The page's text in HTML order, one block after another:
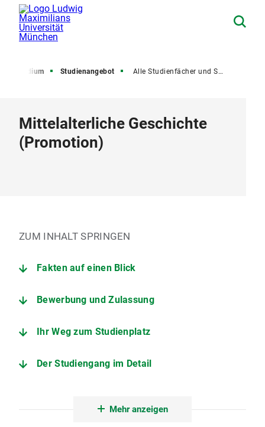
Studium Studienangebot Alle Studienfächer und Studiengänge
Mittelalterliche Geschichte
(Promotion)
ZUM INHALT SPRINGEN
Fakten auf einen Blick
Bewerbung und Zulassung
Ihr Weg zum Studienplatz
Der Studiengang im Detail
Mehr anzeigen